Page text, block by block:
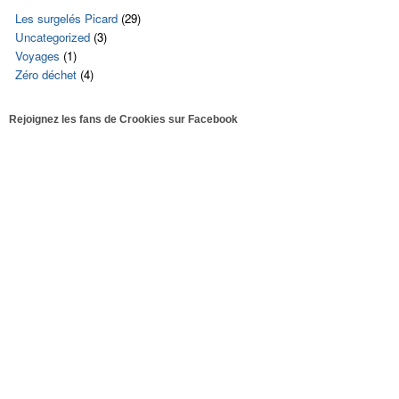
Les surgelés Picard (29)
Uncategorized (3)
Voyages (1)
Zéro déchet (4)
Rejoignez les fans de Crookies sur Facebook